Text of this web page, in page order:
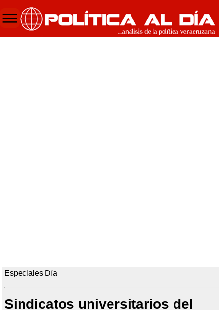
Especiales Día
Sindicatos universitarios del